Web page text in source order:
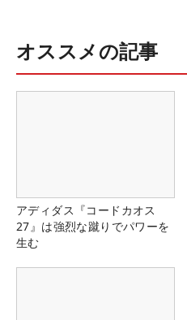
オススメの記事
アディダス『コードカオス
27』は強烈な蹴りでパワーを
生む